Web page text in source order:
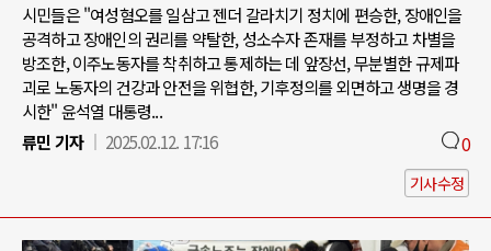
시민들은 "여성혐오를 일삼고 젠더 갈라치기 정치에 편승한, 장애인을
공격하고 장애인의 권리를 약탈한, 성소수자 존재를 부정하고 차별을
방조한, 이주노동자를 착취하고 통제하는 데 앞장선, 무분별한 규제파
괴로 노동자의 건강과 안전을 위협한, 기후정의를 외면하고 생명을 경
시한" 윤석열 대통령...
류민 기자
2025.02.12. 17:16 0
기사수정